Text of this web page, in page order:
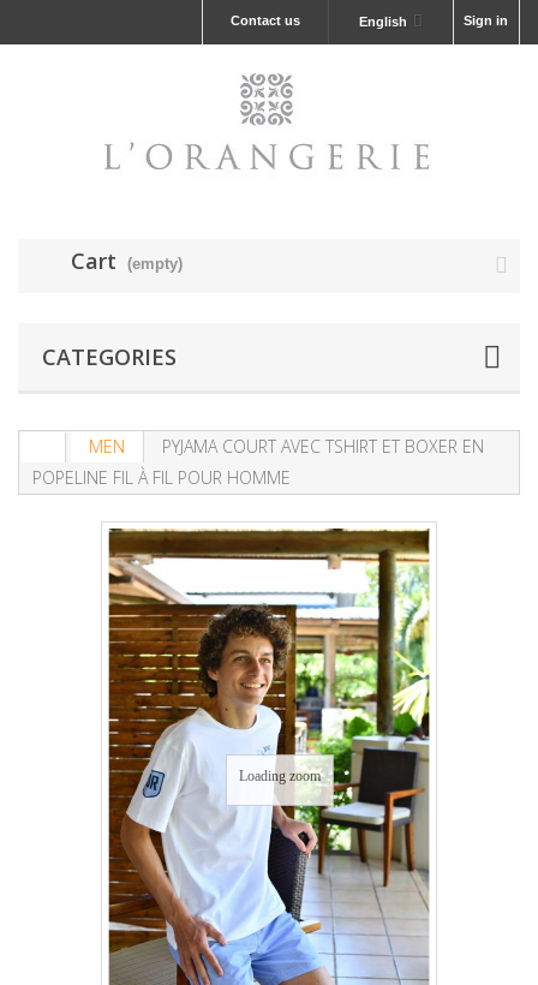
Sign in
English
Contact us
Cart (empty)
CATEGORIES
MEN
PYJAMA COURT AVEC TSHIRT ET BOXER EN
POPELINE FIL À FIL POUR HOMME
Loading zoom